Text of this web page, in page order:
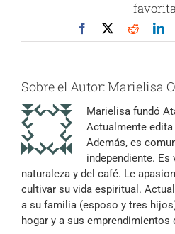
Facebook Reddit
Sobre el Autor:Marielisa
Marielisa fundó
Actualmente
Además, es
independiente. Es
naturaleza y del café. Le
cultivar su vida espiritual.
a su familia (esposo y tres
hogar y a sus emprendimientos